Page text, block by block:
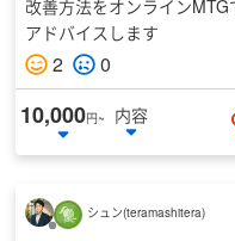
改善方法をオンラインMTG
アドバイスします
2 0
10,000円~
内容
シュン(teramashitera)